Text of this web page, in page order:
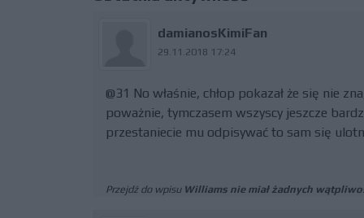
damianosKimiFan
29.11.2018 17:24
@31 No właśnie, chłop pokazał że się nie
poważnie, tymczasem wszyscy jeszcze
przestaniecie mu odpisywać to sam się
Przejdź do wpisu Williams nie miał żadnych